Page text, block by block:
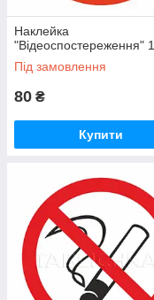
Наклейка
"Відеоспостереження"
Під замовлення
80 ₴
Купити